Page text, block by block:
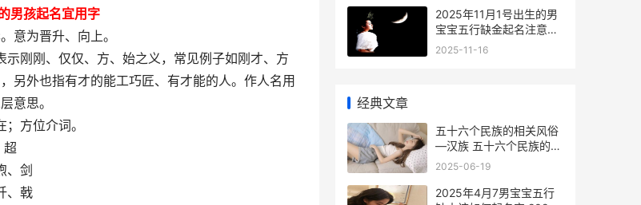
男孩起名宜用字
意为晋升、向上。
刚刚、仅仅、方、始之义，常见例子如刚才、方
另外也指有才的能工巧匠、有才能的人。作人名用
意思。
方位介词。
、超
、剑
、戟
2025年11月1号出生的男
宝宝五行缺金起名注意事
项 2025年11月1号到今天
2025-11-16
经典文章
五十六个民族的相关风俗
—汉族 五十六个民族的服
装
2025-06-19
2025年4月7男宝宝五行